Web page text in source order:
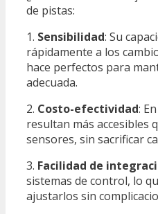
de pistas:
1. Sensibilidad: Su
rápidamente a los
hace perfectos para
adecuada.
2. Costo-efectividad:
resultan más accesibles
sensores, sin sacrificar
3. Facilidad de
sistemas de control, lo
ajustarlos sin